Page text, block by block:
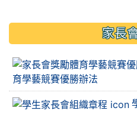
家長
育學藝競賽優勝辦法